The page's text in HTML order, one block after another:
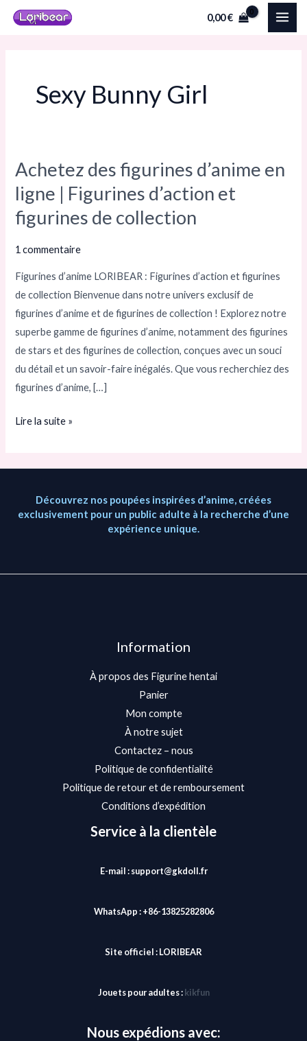
Aller
0,00€
Sexy Bunny Girl
Achetez des figurines d’anime en
ligne | Figurines d’action et
figurines de collection
1 commentaire
Figurines d’anime LORIBEAR : Figurines d’action et figurines
de collection Bienvenue dans notre univers exclusif de
figurines d’anime et de figurines de collection ! Explorez notre
superbe gamme de figurines d’anime, notamment des figurines
de stars et des figurines de collection, conçues avec un souci
du détail et un savoir-faire inégalés. Que vous recherchiez des
figurines d’anime, […]
Achetez
des
figurines
d’anime
|
Figurines
d’action
et
figurines
de
collection
Lire la suite »
Découvrez nos poupées inspirées d’anime, créées
exclusivement pour un public adulte à la recherche d’une
expérience unique.
Information
À propos des Figurine hentai
Panier
Mon compte
À notre sujet
Contactez – nous
Politique de confidentialité
Politique de retour et de remboursement
Conditions d’expédition
Service à la clientèle
E-mail : support@gkdoll.fr
WhatsApp : +86-13825282806
Site officiel :LORIBEAR
Jouets pour adultes : kikfun
Nous expédions avec: